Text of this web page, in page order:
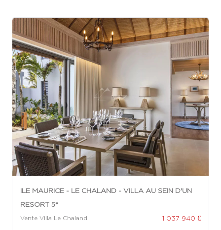
ILE MAURICE - LE CHALAND - VILLA AU SEIN D'UN
RESORT 5*
Vente Villa Le Chaland 1 037 940 €